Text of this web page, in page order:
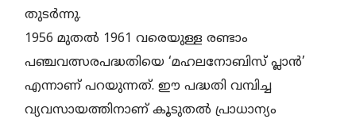
തുടര്‍ന്നു.
1956 മുതല്‍ 1961 വരെയുള്ള രണ്ടാം
പഞ്ചവത്സരപദ്ധതിയെ ‘മഹലനോബിസ് പ്ലാന്‍’
എന്നാണ് പറയുന്നത്. ഈ പദ്ധതി വമ്പിച്ച
വ്യവസായത്തിനാണ് കൂടുതല്‍ പ്രാധാന്യം